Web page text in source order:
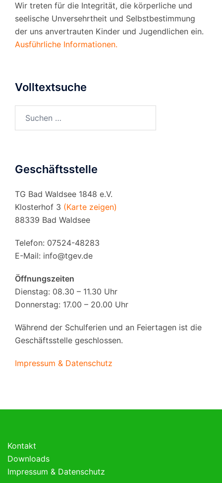
Wir treten für die Integrität, die körperliche und
seelische Unversehrtheit und Selbstbestimmung
der uns anvertrauten Kinder und Jugendlichen ein.
Ausführliche Informationen.
Volltextsuche
Geschäftsstelle
TG Bad Waldsee 1848 e.V.
Klosterhof 3 (Karte zeigen)
88339 Bad Waldsee
Telefon: 07524-48283
E-Mail: info@tgev.de
Öffnungszeiten
Dienstag: 08.30 – 11.30 Uhr
Donnerstag: 17.00 – 20.00 Uhr
Während der Schulferien und an Feiertagen ist die
Geschäftsstelle geschlossen.
Impressum & Datenschutz
Kontakt
Downloads
Impressum & Datenschutz